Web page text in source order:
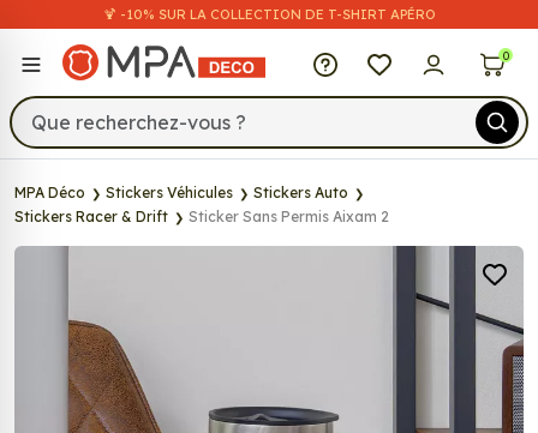
🍹 -10% SUR LA COLLECTION DE T-SHIRT APÉRO
MPA Déco 0
MPA Déco Stickers Véhicules
Stickers Auto
Stickers Racer & Drift
Sticker Sans Permis Aixam 2